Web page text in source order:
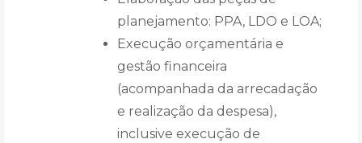
planejamento: PPA, LDO e LOA;
Execução orçamentária e
gestão financeira
(acompanhada da arrecadação
e realização da despesa),
inclusive execução de